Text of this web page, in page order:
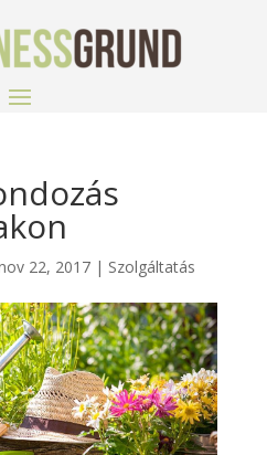
22, 2017| Szolgáltatás